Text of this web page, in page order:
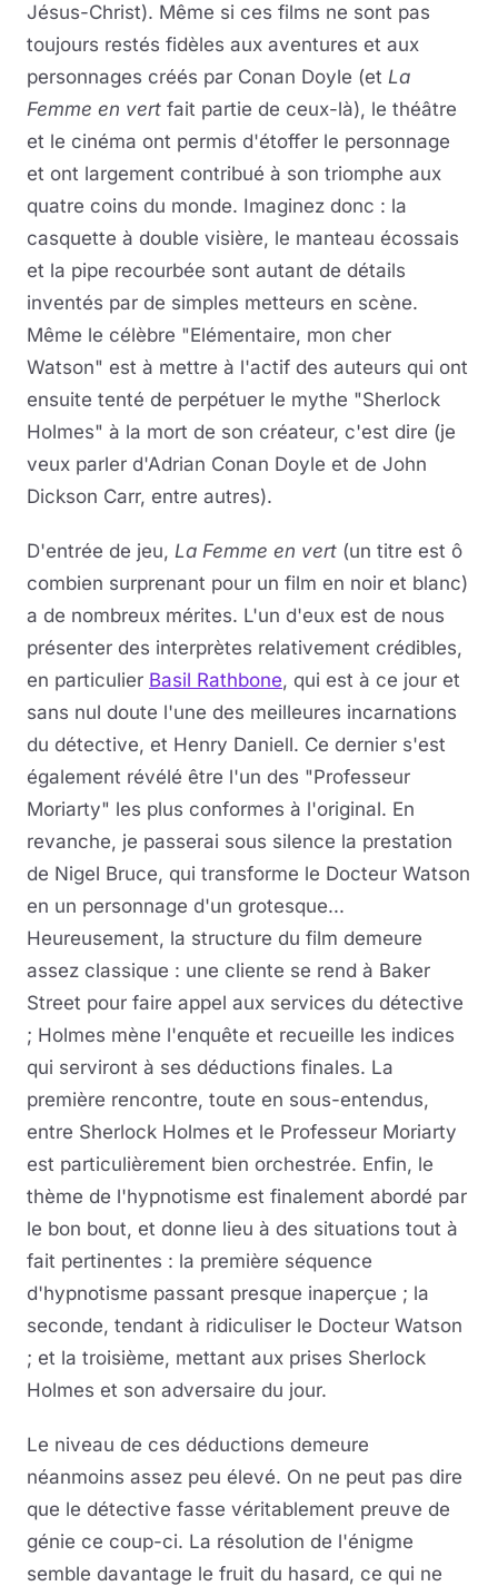
Jésus-Christ). Même si ces films ne sont pas
toujours restés fidèles aux aventures et aux
personnages créés par Conan Doyle (et La
Femme en vert fait partie de ceux-là), le théâtre
et le cinéma ont permis d'étoffer le personnage
et ont largement contribué à son triomphe aux
quatre coins du monde. Imaginez donc : la
casquette à double visière, le manteau écossais
et la pipe recourbée sont autant de détails
inventés par de simples metteurs en scène.
Même le célèbre "Elémentaire, mon cher
Watson" est à mettre à l'actif des auteurs qui ont
ensuite tenté de perpétuer le mythe "Sherlock
Holmes" à la mort de son créateur, c'est dire (je
veux parler d'Adrian Conan Doyle et de John
Dickson Carr, entre autres).
D'entrée de jeu, La Femme en vert (un titre est ô
combien surprenant pour un film en noir et blanc)
a de nombreux mérites. L'un d'eux est de nous
présenter des interprètes relativement crédibles,
en particulier Basil Rathbone, qui est à ce jour et
sans nul doute l'une des meilleures incarnations
du détective, et Henry Daniell. Ce dernier s'est
également révélé être l'un des "Professeur
Moriarty" les plus conformes à l'original. En
revanche, je passerai sous silence la prestation
de Nigel Bruce, qui transforme le Docteur Watson
en un personnage d'un grotesque...
Heureusement, la structure du film demeure
assez classique : une cliente se rend à Baker
Street pour faire appel aux services du détective
; Holmes mène l'enquête et recueille les indices
qui serviront à ses déductions finales. La
première rencontre, toute en sous-entendus,
entre Sherlock Holmes et le Professeur Moriarty
est particulièrement bien orchestrée. Enfin, le
thème de l'hypnotisme est finalement abordé par
le bon bout, et donne lieu à des situations tout à
fait pertinentes : la première séquence
d'hypnotisme passant presque inaperçue ; la
seconde, tendant à ridiculiser le Docteur Watson
; et la troisième, mettant aux prises Sherlock
Holmes et son adversaire du jour.
Le niveau de ces déductions demeure
néanmoins assez peu élevé. On ne peut pas dire
que le détective fasse véritablement preuve de
génie ce coup-ci. La résolution de l'énigme
semble davantage le fruit du hasard, ce qui ne